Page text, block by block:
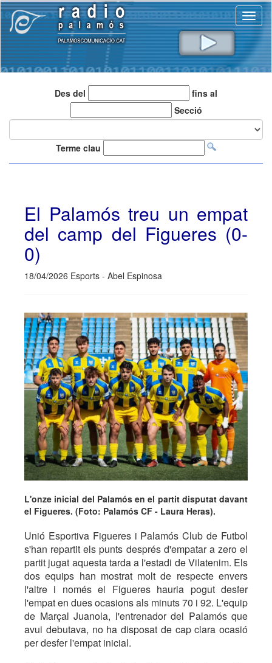
Des del
fins al
Secció
Terme clau
El Palamós treu un empat
del camp del Figueres (0-
0)
18/04/2026 Esports - Abel Espinosa
L'onze inicial del Palamós en el partit disputat davant
el Figueres. (Foto: Palamós CF - Laura Heras).
Unió Esportiva Figueres i Palamós Club de Futbol
s'han repartit els punts després d'empatar a zero el
partit jugat aquesta tarda a l'estadi de Vilatenim. Els
dos equips han mostrat molt de respecte envers
l'altre i només el Figueres hauria pogut desfer
l'empat en dues ocasions als minuts 70 i 92. L'equip
de Marçal Juanola, l'entrenador del Palamós que
avui debutava, no ha disposat de cap clara ocasió
per desfer l'empat inicial.